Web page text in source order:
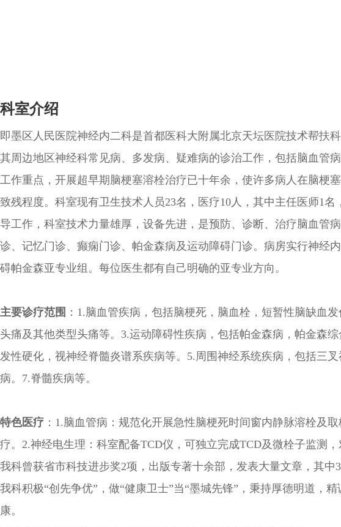
科室介绍
即墨区人民医院神经内二科是首都医科大附属北京天坛医院技术帮扶
其周边地区神经科常见病、多发病、疑难病的诊治工作，包括脑血管
工作重点，开展超早期脑梗塞溶栓治疗已十年余，使许多病人在脑梗
致残程度。科室现有卫生技术人员23名，医疗10人，其中主任医师1
导工作，科室技术力量雄厚，设备先进，是预防、诊断、治疗脑血管
诊、记忆门诊、癫痫门诊、帕金森病及运动障碍门诊。病房实行神经
碍帕金森亚专业组。每位医生都有自己明确的亚专业方向。
主要诊疗范围 ：1.脑血管疾病，包括脑梗死，脑血栓，短暂性脑缺血
头痛及其他类型头痛等。3.运动障碍性疾病，包括帕金森病，帕金森
发性硬化，视神经脊髓炎谱系疾病等。5.周围神经系统疾病，包括三
病。7.脊髓疾病等。
特色医疗 ：1.脑血管病：规范化开展急性脑梗死时间窗内静脉溶栓及
疗。2.神经电生理：科室配备TCD仪，可独立完成TCD及微栓子监测
我科曾获省市科技进步奖2项，出版专著十余部，发表大量文章，其中
我科积极“创先争优”，做“健康卫士”当“墨城先锋”，秉持厚德明道，
康。